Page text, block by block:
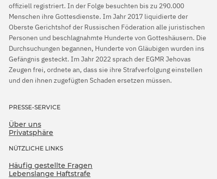
offiziell registriert. In der Folge besuchten bis zu 290.000
Menschen ihre Gottesdienste. Im Jahr 2017 liquidierte der
Oberste Gerichtshof der Russischen Föderation alle juristischen
Personen und beschlagnahmte Hunderte von Gotteshäusern. Die
Durchsuchungen begannen, Hunderte von Gläubigen wurden ins
Gefängnis gesteckt. Im Jahr 2022 sprach der EGMR Jehovas
Zeugen frei, ordnete an, dass sie ihre Strafverfolgung einstellen
und den ihnen zugefügten Schaden ersetzen müssen.
PRESSE-SERVICE
Über uns
Privatsphäre
NÜTZLICHE LINKS
Häufig gestellte Fragen
Lebenslange Haftstrafe